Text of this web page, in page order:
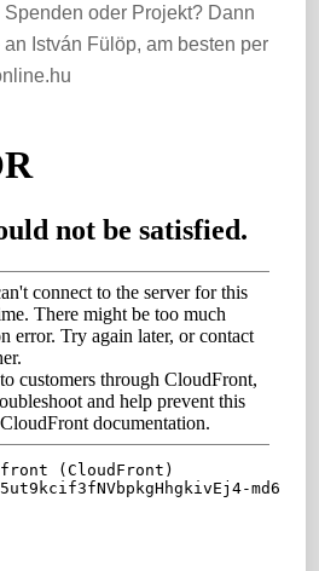
oder Projekt? Dann
István Fülöp, am besten per